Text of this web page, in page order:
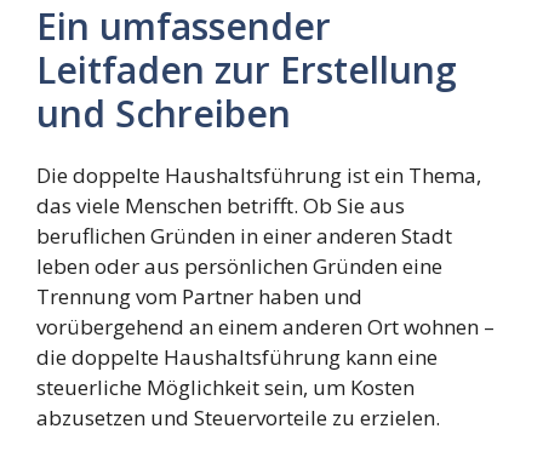
Ein umfassender
Leitfaden zur Erstellung
und Schreiben
Die doppelte Haushaltsführung ist ein Thema,
das viele Menschen betrifft. Ob Sie aus
beruflichen Gründen in einer anderen Stadt
leben oder aus persönlichen Gründen eine
Trennung vom Partner haben und
vorübergehend an einem anderen Ort wohnen –
die doppelte Haushaltsführung kann eine
steuerliche Möglichkeit sein, um Kosten
abzusetzen und Steuervorteile zu erzielen.